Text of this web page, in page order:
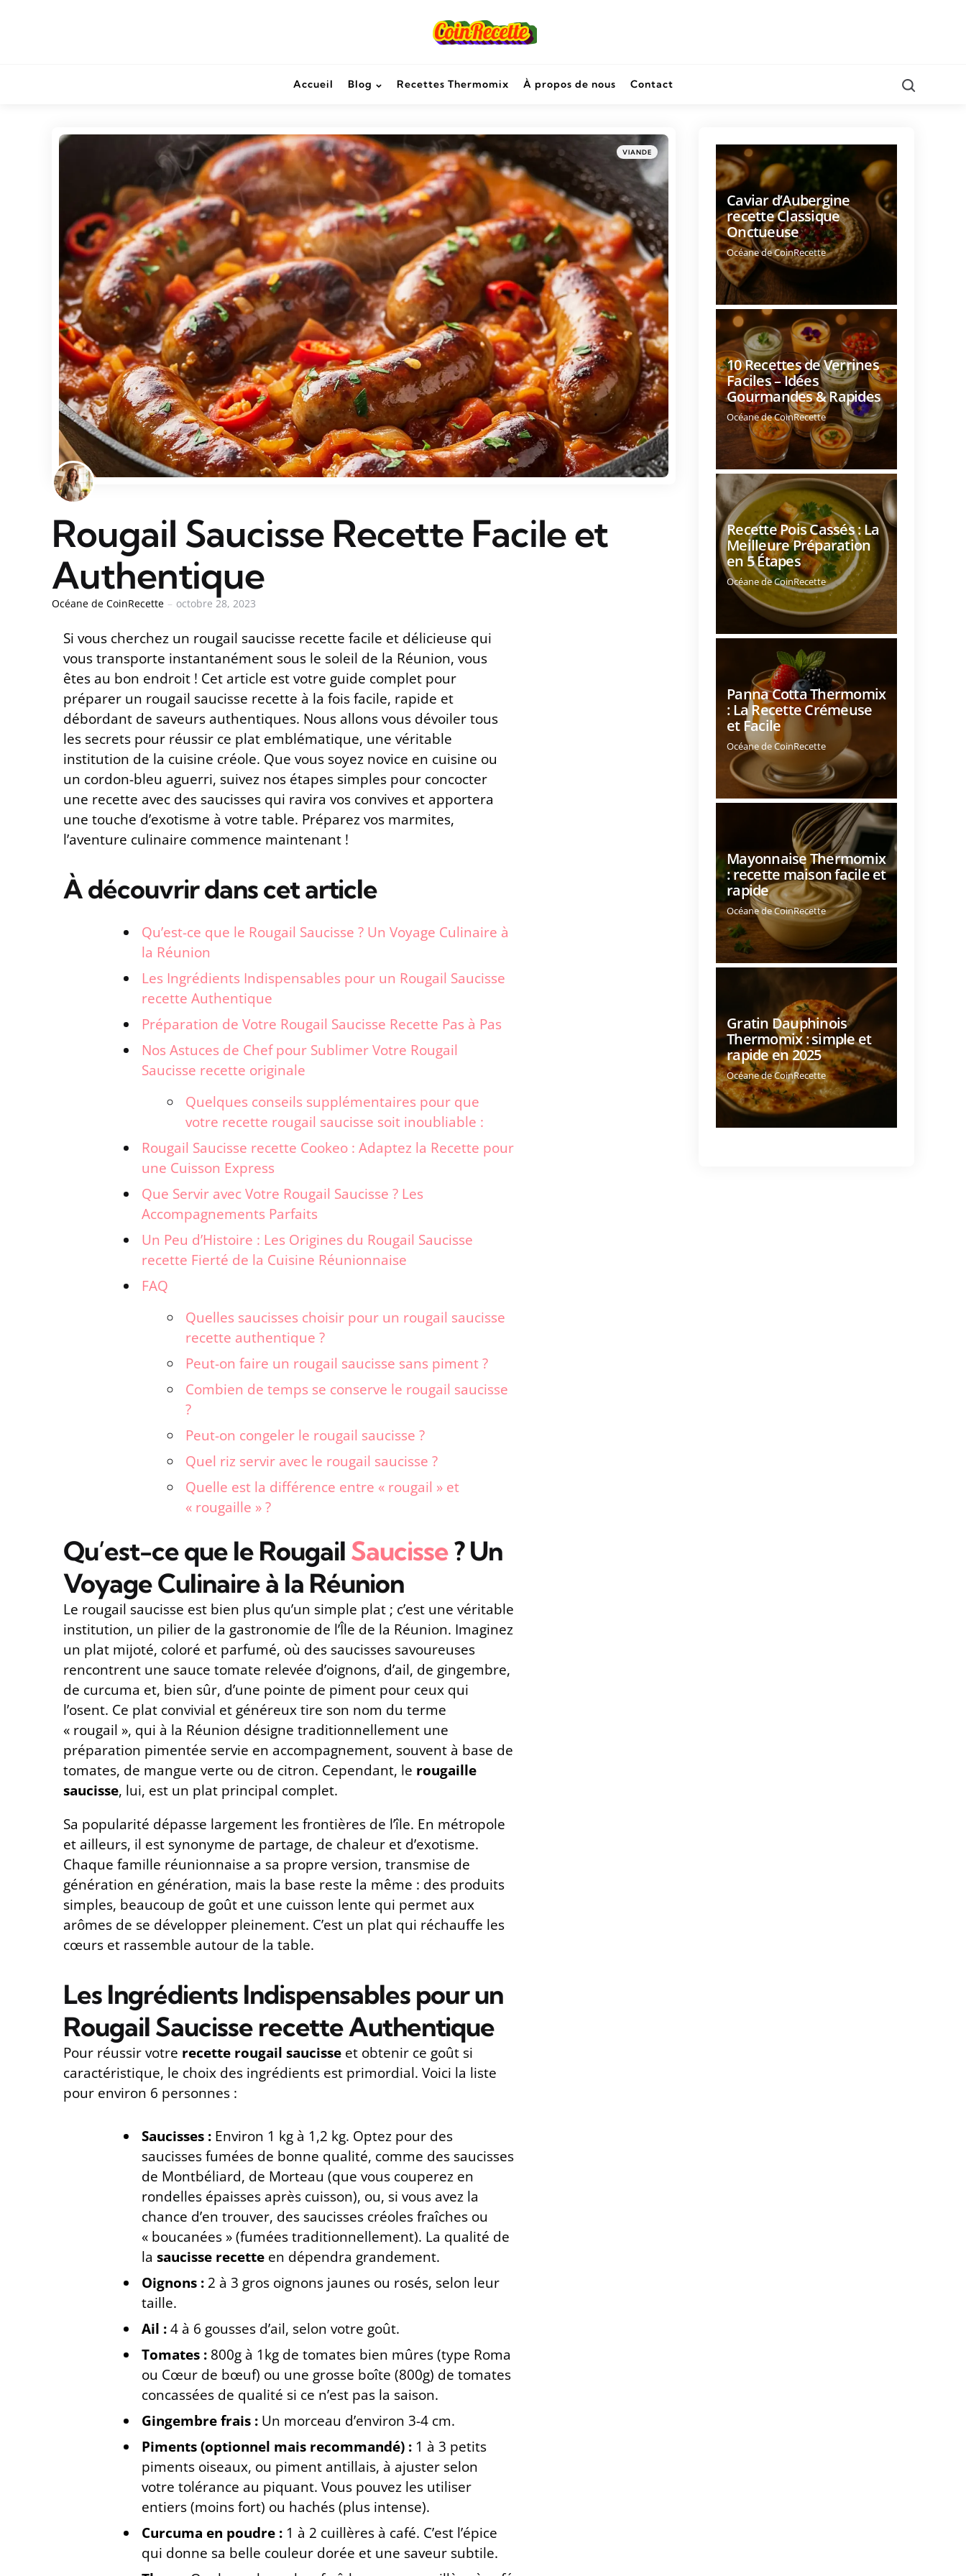
Accueil Blog Recettes Thermomix À propos de nous Contact
VIANDE
Rougail Saucisse Recette Facile et
Authentique
Océane de CoinRecette octobre 28, 2023
Si vous cherchez un rougail saucisse recette facile et délicieuse qui
vous transporte instantanément sous le soleil de la Réunion, vous
êtes au bon endroit ! Cet article est votre guide complet pour
préparer un rougail saucisse recette à la fois facile, rapide et
débordant de saveurs authentiques. Nous allons vous dévoiler tous
les secrets pour réussir ce plat emblématique, une véritable
institution de la cuisine créole. Que vous soyez novice en cuisine ou
un cordon-bleu aguerri, suivez nos étapes simples pour concocter
une recette avec des saucisses qui ravira vos convives et apportera
une touche d’exotisme à votre table. Préparez vos marmites,
l’aventure culinaire commence maintenant !
À découvrir dans cet article
Qu’est-ce que le Rougail Saucisse ? Un Voyage Culinaire à
la Réunion
Les Ingrédients Indispensables pour un Rougail Saucisse
recette Authentique
Préparation de Votre Rougail Saucisse Recette Pas à Pas
Nos Astuces de Chef pour Sublimer Votre Rougail
Saucisse recette originale
Quelques conseils supplémentaires pour que
votre recette rougail saucisse soit inoubliable :
Rougail Saucisse recette Cookeo : Adaptez la Recette pour
une Cuisson Express
Que Servir avec Votre Rougail Saucisse ? Les
Accompagnements Parfaits
Un Peu d’Histoire : Les Origines du Rougail Saucisse
recette Fierté de la Cuisine Réunionnaise
FAQ
Quelles saucisses choisir pour un rougail saucisse
recette authentique ?
Peut-on faire un rougail saucisse sans piment ?
Combien de temps se conserve le rougail saucisse
?
Peut-on congeler le rougail saucisse ?
Quel riz servir avec le rougail saucisse ?
Quelle est la différence entre « rougail » et
« rougaille » ?
Qu’est-ce que le Rougail Saucisse? Un
Voyage Culinaire à la Réunion
Le rougail saucisse est bien plus qu’un simple plat ; c’est une véritable
institution, un pilier de la gastronomie de l’Île de la Réunion. Imaginez
un plat mijoté, coloré et parfumé, où des saucisses savoureuses
rencontrent une sauce tomate relevée d’oignons, d’ail, de gingembre,
de curcuma et, bien sûr, d’une pointe de piment pour ceux qui
l’osent. Ce plat convivial et généreux tire son nom du terme
« rougail », qui à la Réunion désigne traditionnellement une
préparation pimentée servie en accompagnement, souvent à base de
tomates, de mangue verte ou de citron. Cependant, le rougaille
saucisse, lui, est un plat principal complet.
Sa popularité dépasse largement les frontières de l’île. En métropole
et ailleurs, il est synonyme de partage, de chaleur et d’exotisme.
Chaque famille réunionnaise a sa propre version, transmise de
génération en génération, mais la base reste la même : des produits
simples, beaucoup de goût et une cuisson lente qui permet aux
arômes de se développer pleinement. C’est un plat qui réchauffe les
cœurs et rassemble autour de la table.
Les Ingrédients Indispensables pour un
Rougail Saucisse recette Authentique
Pour réussir votre recette rougail saucisse et obtenir ce goût si
caractéristique, le choix des ingrédients est primordial. Voici la liste
pour environ 6 personnes :
Saucisses : Environ 1 kg à 1,2 kg. Optez pour des
saucisses fumées de bonne qualité, comme des saucisses
de Montbéliard, de Morteau (que vous couperez en
rondelles épaisses après cuisson), ou, si vous avez la
chance d’en trouver, des saucisses créoles fraîches ou
« boucanées » (fumées traditionnellement). La qualité de
la saucisse recette en dépendra grandement.
Oignons : 2 à 3 gros oignons jaunes ou rosés, selon leur
taille.
Ail :4 à 6 gousses d’ail, selon votre goût.
Tomates : 800g à 1kg de tomates bien mûres (type Roma
ou Cœur de bœuf) ou une grosse boîte (800g) de tomates
concassées de qualité si ce n’est pas la saison.
Gingembre frais : Un morceau d’environ 3-4 cm.
Piments (optionnel mais recommandé) : 1 à 3 petits
piments oiseaux, ou piment antillais, à ajuster selon
votre tolérance au piquant. Vous pouvez les utiliser
entiers (moins fort) ou hachés (plus intense).
Curcuma en poudre : 1 à 2 cuillères à café. C’est l’épice
qui donne sa belle couleur dorée et une saveur subtile.
Caviar d’Aubergine
recette Classique
Onctueuse
Océane de CoinRecette
10 Recettes de Verrines
Faciles – Idées
Gourmandes & Rapides
Océane de CoinRecette
Recette Pois Cassés : La
Meilleure Préparation
en 5 Étapes
Océane de CoinRecette
Panna Cotta Thermomix
: La Recette Crémeuse
et Facile
Océane de CoinRecette
Mayonnaise Thermomix
: recette maison facile et
rapide
Océane de CoinRecette
Gratin Dauphinois
Thermomix : simple et
rapide en 2025
Océane de CoinRecette